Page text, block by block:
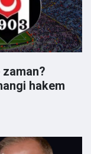
zaman?
hakem